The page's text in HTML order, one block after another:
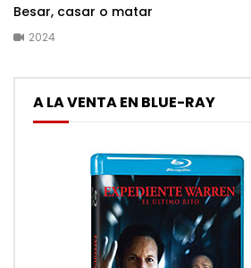
Besar, casar o matar
2024
A LA VENTA EN BLUE-RAY